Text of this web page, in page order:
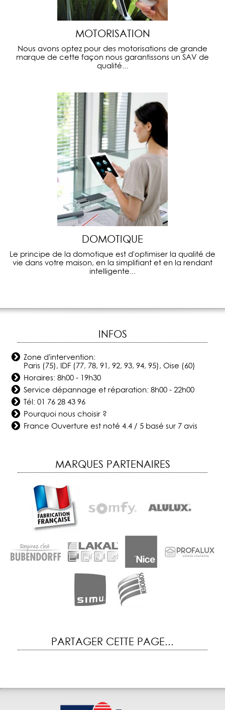
MOTORISATION
Nous avons optez pour des motorisations de grande
marque de cette façon nous garantissons un SAV de
qualité...
DOMOTIQUE
Le principe de la domotique est d'optimiser la qualité de
vie dans votre maison, en la simplifiant et en la rendant
intelligente...
INFOS
Zone d'intervention:
Paris (75), IDF (77, 78, 91, 92, 93, 94, 95), Oise (60)
Horaires: 8h00 - 19h30
Service dépannage et réparation: 8h00 - 22h00
Tél:01 76 28 43 96
Pourquoi nous choisir ?
France Ouverture est noté4.4 /5 basé sur 7avis
MARQUES PARTENAIRES
PARTAGER CETTE PAGE...